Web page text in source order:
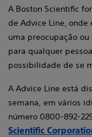
​A Boston Scientific
de Advice Line,
uma preocupação
para qualquer
possibilidade de se
​A Advice Line está
semana, em vários
número 0800-892-
Scientific